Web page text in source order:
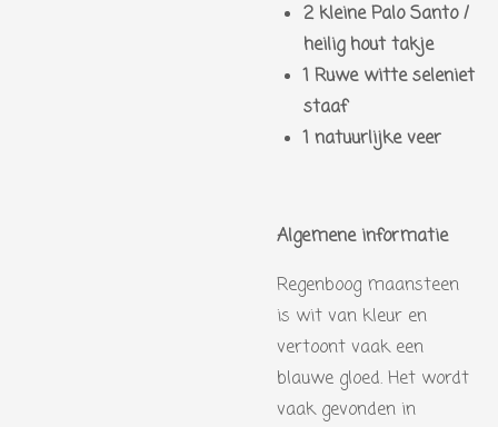
2 kleine Palo Santo /
heilig hout takje
1 Ruwe witte seleniet
staaf
1 natuurlijke veer
Algemene informatie
Regenboog maansteen
is wit van kleur en
vertoont vaak een
blauwe gloed. Het wordt
vaak gevonden in